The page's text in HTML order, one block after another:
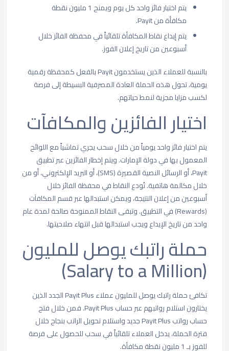
يتم اختيار فائز واحد كل يوم ويمنح 1 مليون نقطة
مكافأة من Payit.
يتم إيداع نقاط المكافأة تلقائياً في محفظة الفائز خلال
أسبوعين من تاريخ إعلان الفوز.
بالنسبة للعملاء الذين يستخدمون Payit بالفعل كمحفظة رقمية
يومية، تحول هذه الحملة العادة المصرفية البسيطة إلى فرصة
لكسب مزايا مجزية لنمط حياتهم.
اختيار الفائزين والمكافآت
يتم اختيار فائز واحد يومياً من خلال سحب يجري تماشياً مع اللوائح
المعمول بها في دولة الإمارات. ويتم إخطار الفائزين عبر تطبيق
Payit، أو الرسائل النصية القصيرة (SMS)، أو البريد الإلكتروني، أو من
خلال مكالمة هاتفية. تُودع النقاط في محفظة الفائز خلال
أسبوعين من إعلان النتيجة، ويمكن استبدالها عبر قسم المكافآت
(Rewards) في التطبيق. وتبقى النقاط الممنوحة صالحة لمدة عام
واحد من تاريخ الإيداع ويجب استبدالها قبل انتهاء صلاحيتها.
حملة راتبك يوصل للمليون
(Salary to a Million)
تكافئ حملةراتبك يوصل للمليون
عملاء Payit Plus الجدد الذين
يختارون استلام رواتبهم عبر حساب Payit Plus. فمن خلال فتح
حساب رواتب Payit Plus جديد واستلام تحويل الراتب بنجاح خلال
فترة الحملة، يدخل العملاء تلقائياً في سحب للحصول على فرصة
للفوز بـ 1 مليون نقطة مكافأة.